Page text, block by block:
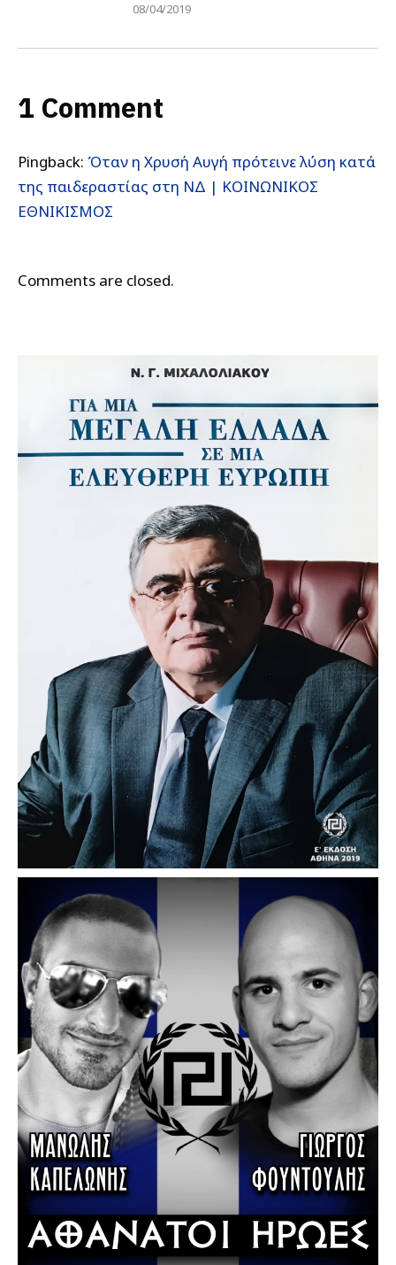
08/04/2019
1 Comment
Pingback: Όταν η Χρυσή Αυγή πρότεινε λύση κατά
της παιδεραστίας στη ΝΔ | ΚΟΙΝΩΝΙΚΟΣ
ΕΘΝΙΚΙΣΜΟΣ
Comments are closed.